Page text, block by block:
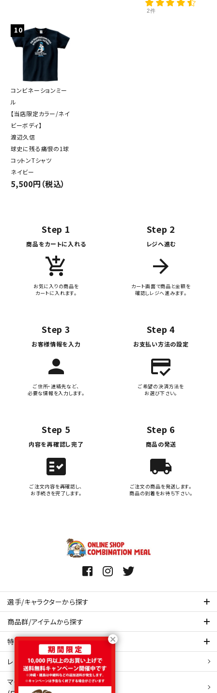
2件
10
コンビネーションミー
ル
【当店限定カラー/ネイ
ビーボディ】
渡辺久信
球史に残る痛恨の1球
コットンTシャツ
ネイビー
5,500円（税込）
Step 1
商品をカートに入れる
add_shopping_cart
お気に入りの商品を
カートに入れます。
Step 2
レジへ進む
arrow_forward
カート画面で商品と金額を
確認しレジへ進みます。
Step 3
お客様情報を入力
person
ご住所・連絡先など、
必要な情報を入力します。
Step 4
お支払い方法の設定
credit_score
ご希望の決済方法を
お選び下さい。
Step 5
内容を再確認し完了
fact_check
ご注文内容を再確認し、
お手続きを完了します。
Step 6
商品の発送
local_shipping
ご注文の商品を発送します。
商品の到着をお待ち下さい。
選手/キャラクターから探す
商品群/アイテムから探す
特集ページを見てみる
レビュー・口コミ 一覧ページ
マイアカウント